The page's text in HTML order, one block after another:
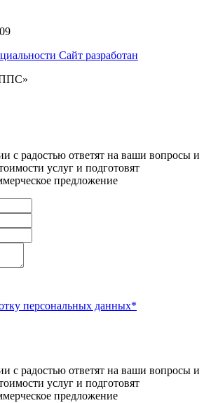
Сайт разработан
с радостью ответят на ваши вопросы и
услуг и подготовят
предложение
персональных данных*
с радостью ответят на ваши вопросы и
услуг и подготовят
предложение